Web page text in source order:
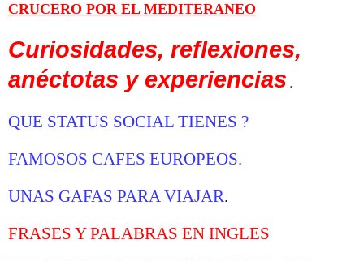
CRUCERO POR EL MEDITERANEO
Curiosidades, reflexiones,
anéctotas y experiencias .
QUE STATUS SOCIAL TIENES ?
FAMOSOS CAFES EUROPEOS.
UNAS GAFAS PARA VIAJAR.
FRASES Y PALABRAS EN INGLES